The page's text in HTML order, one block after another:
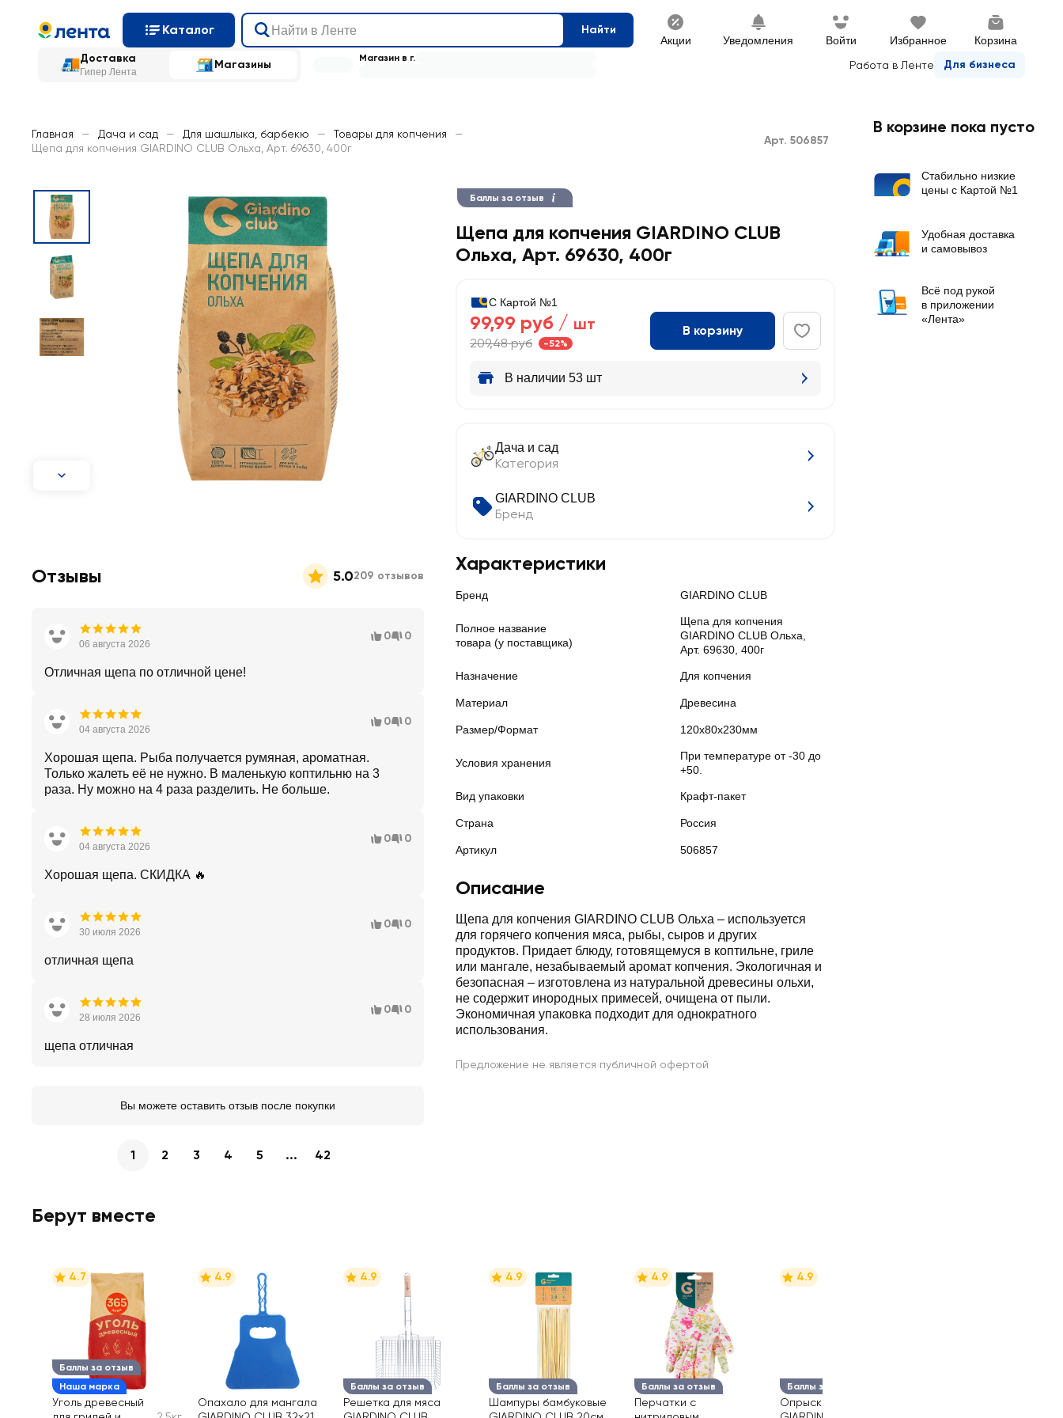
Каталог Найти
Акции Уведомления Войти Избранное Корзина
Доставка
Гипер Лента
Магазины Работа в Ленте Для бизнеса
Магазин в г.
Главная — Дача и сад — Для шашлыка, барбекю — Товары для копчения
—
Щепа для копчения GIARDINO CLUB Ольха, Арт. 69630, 400г
Арт. 506857
Баллы за отзыв
Щепа для копчения GIARDINO CLUB
Ольха, Арт. 69630, 400г
С Картой №1
99,99 руб / шт
209,48 руб -52%
В корзину
В наличии 53 шт
Дача и сад
Категория
GIARDINO CLUB
Бренд
Характеристики
Бренд GIARDINO CLUB
Полное название
товара (у поставщика)
Щепа для копчения
GIARDINO CLUB Ольха,
Арт. 69630, 400г
Назначение Для копчения
Материал Древесина
Размер/Формат 120х80х230мм
Условия хранения
При температуре от -30 до
+50.
Вид упаковки Крафт-пакет
Страна Россия
Артикул 506857
Описание
Щепа для копчения GIARDINO CLUB Ольха – используется
для горячего копчения мяса, рыбы, сыров и других
продуктов. Придает блюду, готовящемуся в коптильне, гриле
или мангале, незабываемый аромат копчения. Экологичная и
безопасная – изготовлена из натуральной древесины ольхи,
не содержит инородных примесей, очищена от пыли.
Экономичная упаковка подходит для однократного
использования.
Предложение не является публичной офертой
Отзывы 5.0209 отзывов
06 августа 2026
0 0
Отличная щепа по отличной цене!
04 августа 2026
0 0
Хорошая щепа. Рыба получается румяная, ароматная.
Только жалеть её не нужно. В маленькую коптильню на 3
раза. Ну можно на 4 раза разделить. Не больше.
04 августа 2026
0 0
Хорошая щепа. СКИДКА 🔥
30 июля 2026
0 0
отличная щепа
28 июля 2026
0 0
щепа отличная
Вы можете оставить отзыв после покупки
1 2 3 4 5 ... 42
Берут вместе
Баллы за отзыв
Наша марка
4.7
Уголь древесный
4.9
Опахало для мангала
Баллы за отзыв
4.9
Решетка для мяса
Баллы за отзыв
4.9
Шампуры бамбуковые
Баллы за отзыв
4.9
Перчатки с
Баллы за отзыв
4.9
Опрыскиватель
В корзине пока пусто
Стабильно низкие
цены с Картой №1
Удобная доставка
и самовывоз
Всё под рукой
в приложении
«Лента»